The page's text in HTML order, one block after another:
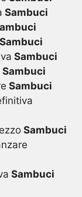
Sambuci
Sambuci
Sambuci
Sambuci
Sambuci
Sambuci
Sambuci